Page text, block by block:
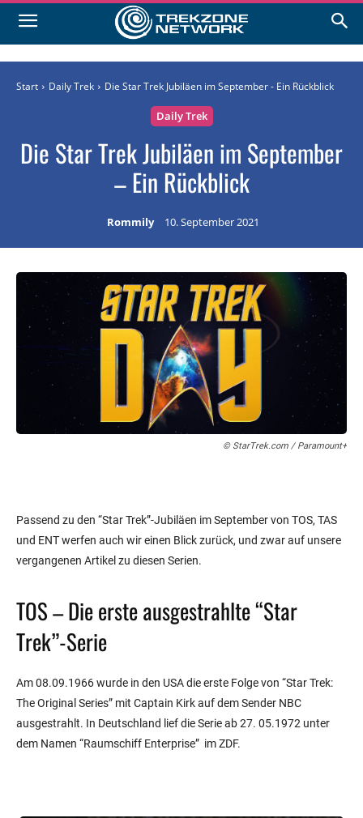
Start Daily Trek Die Star Trek Jubiläen im September - Ein Rückblick
Daily Trek
Die Star Trek Jubiläen im September
– Ein Rückblick
Rommily 10. September 2021
© StarTrek.com / Paramount+
Passend zu den “Star Trek”-Jubiläen im September von TOS, TAS
und ENT werfen auch wir einen Blick zurück, und zwar auf unsere
vergangenen Artikel zu diesen Serien.
TOS – Die erste ausgestrahlte “Star
Trek”-Serie
Am 08.09.1966 wurde in den USA die erste Folge von “Star Trek:
The Original Series” mit Captain Kirk auf dem Sender NBC
ausgestrahlt. In Deutschland lief die Serie ab27. 05.1972 unter
dem Namen “Raumschiff Enterprise” im ZDF.